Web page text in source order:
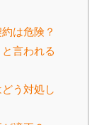
は危険？
言われる
う対処し